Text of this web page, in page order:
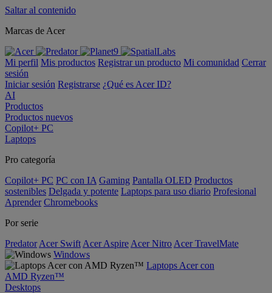
Saltar al contenido
Marcas de Acer
Mi perfil Mis productos Registrar un producto Mi comunidad Cerrar
sesión
Iniciar sesión Registrarse ¿Qué es Acer ID?
AI
Productos
Productos nuevos
Copilot+ PC
Laptops
Pro categoría
Copilot+ PC PC con IA Gaming Pantalla OLED Productos
sostenibles Delgada y potente Laptops para uso diario Profesional
Aprender Chromebooks
Por serie
Predator Acer Swift Acer Aspire Acer Nitro Acer TravelMate
Windows
Laptops Acer con
AMD Ryzen™
Desktops